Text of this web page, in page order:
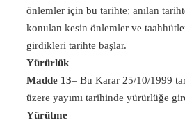
önlemler için bu tarihte; anılan
konulan kesin önlemler ve
girdikleri tarihte başlar.
Yürürlük
Madde 13– Bu Karar 25/10/1999
üzere yayımı tarihinde yürürlüğe
Yürütme